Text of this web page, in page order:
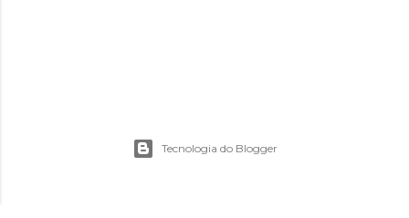
Tecnologia do Blogger